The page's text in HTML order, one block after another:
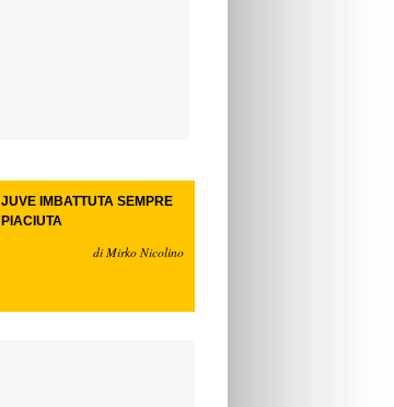
JUVE IMBATTUTA SEMPRE
PIACIUTA
di Mirko Nicolino